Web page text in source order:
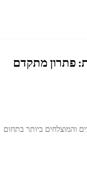
פתרון מתקדם
והמוצלחים ביותר בתחום